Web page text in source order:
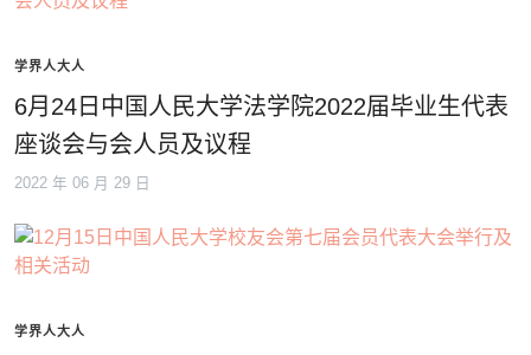
学界人大人
6月24日中国人民大学法学院2022届毕业生代表
座谈会与会人员及议程
2022 年 06 月 29 日
学界人大人